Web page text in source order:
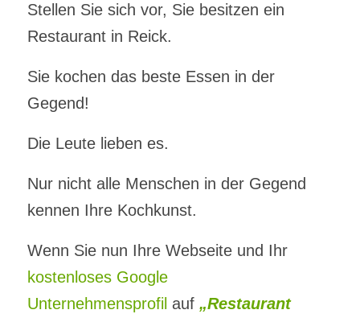
Stellen Sie sich vor, Sie besitzen ein
Restaurant in Reick.
Sie kochen das beste Essen in der
Gegend!
Die Leute lieben es.
Nur nicht alle Menschen in der Gegend
kennen Ihre Kochkunst.
Wenn Sie nun Ihre Webseite und Ihr
kostenloses Google
Unternehmensprofil auf „Restaurant